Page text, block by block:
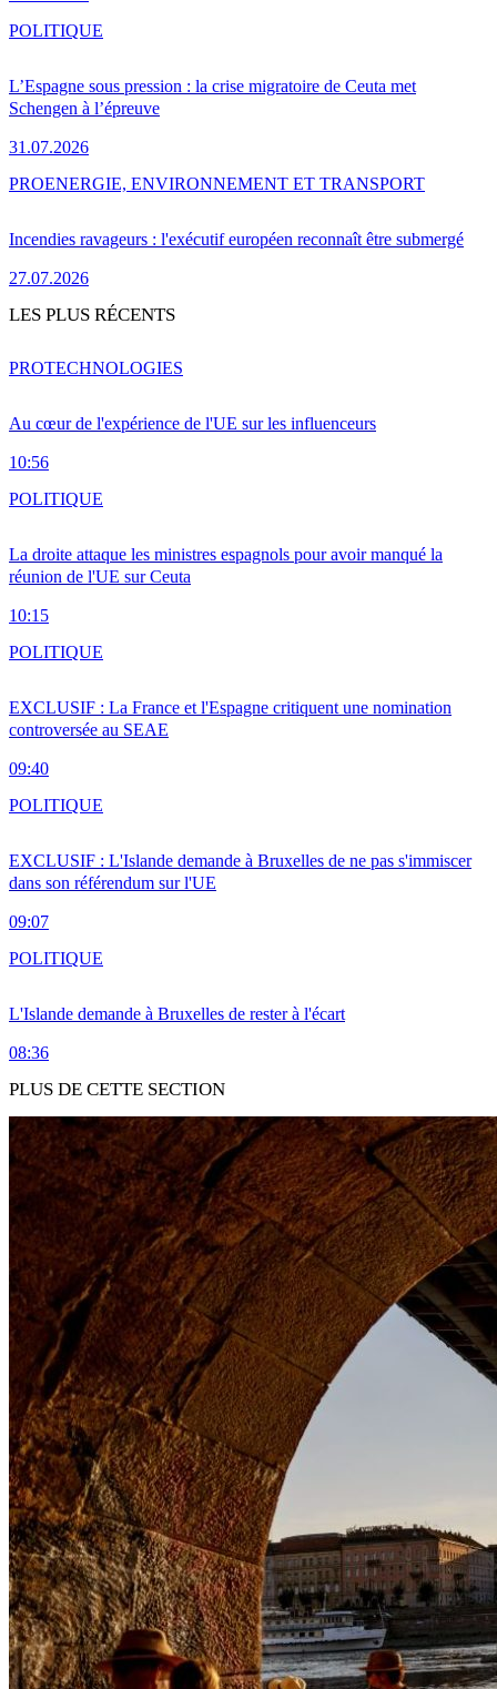
L’Espagne sous pression : la crise migratoire de Ceuta met
Schengen à l’épreuve
31.07.2026
POLITIQUE
Incendies ravageurs : l'exécutif européen reconnaît être submergé
27.07.2026
PROENERGIE, ENVIRONNEMENT ET TRANSPORT
LES PLUS RÉCENTS
Au cœur de l'expérience de l'UE sur les influenceurs
10:56
PROTECHNOLOGIES
La droite attaque les ministres espagnols pour avoir manqué la
réunion de l'UE sur Ceuta
10:15
POLITIQUE
EXCLUSIF : La France et l'Espagne critiquent une nomination
controversée au SEAE
09:40
POLITIQUE
EXCLUSIF : L'Islande demande à Bruxelles de ne pas s'immiscer
dans son référendum sur l'UE
09:07
POLITIQUE
L'Islande demande à Bruxelles de rester à l'écart
08:36
POLITIQUE
PLUS DE CETTE SECTION